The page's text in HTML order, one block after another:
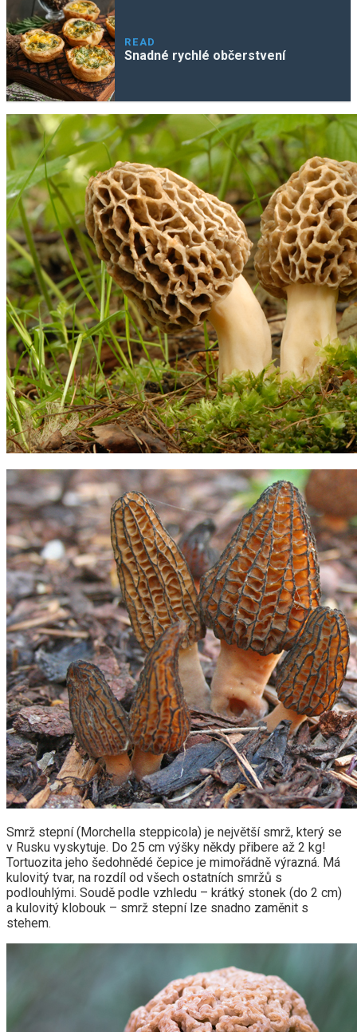
READ
Snadné rychlé občerstvení
Smrž stepní (Morchella steppicola) je největší smrž, který se
v Rusku vyskytuje. Do 25 cm výšky někdy přibere až 2 kg!
Tortuozita jeho šedohnědé čepice je mimořádně výrazná. Má
kulovitý tvar, na rozdíl od všech ostatních smržů s
podlouhlými. Soudě podle vzhledu – krátký stonek (do 2 cm)
a kulovitý klobouk – smrž stepní lze snadno zaměnit s
stehem.